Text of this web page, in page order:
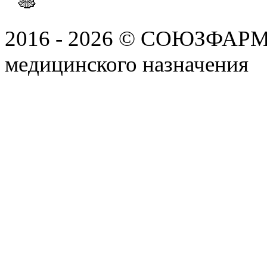
2016 - 2026 © СОЮЗФАРМ,
медицинского назначения